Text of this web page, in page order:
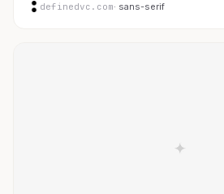
definedvc.com· sans-serif